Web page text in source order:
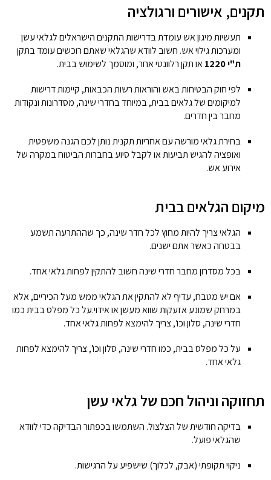
תקנים, אישורים ורגולציה
תעשיות מיגון אש עומדת בדרישות התקנים הישראלים לגלאי עשן
ומערכות גילוי אש. חשוב לוודא שהגלאי שאתם רוכשים עומד בתקן
ת"י 1220
או תקן רלוונטי אחר, ומוסמך לשימוש בבית.
לפי חוק הבטיחות באש והוראות רשות הכבאות, קיימות דרישות
למיקומים של גלאים בבית, במיוחד בחדרי שינה, מסדרונות ונקודות
מחבר בין חדרים.
בחירת גלאי מורשה עם אחריות תקנית נותן לכם הגנה משפטית
ואופציה להגיש תביעות או לקבל סיוע בחברות הביטוח במקרה של
אירוע אש.
מיקום הגלאים בבית
הגלאי צריך להיות מחוץ לכל חדר שינה, כך שההתרעה תשמע
בבטחה כאשר אתם ישנים.
בכל מסדרון מחבר חדרי שינה חשוב להתקין לפחות גלאי אחד.
אם יש מטבח, עדיף לא להתקין את הגלאי ממש מעל הכיריים, אלא
במרחק שמונע אזעקות שווא מעשן או אידוי.על כל מפלס בבית כמו
חדרי שינה, סלון וכו’, צריך להימצא לפחות גלאי אחד.
על כל מפלס בבית, כמו חדרי שינה, סלון וכו’, צריך להימצא לפחות
גלאי אחד.
תחזוקה וניהול חכם של גלאי עשן
בדיקה חודשית של הצלצול. השתמשו בכפתור הבדיקה כדי לוודא
שהגלאי פועל.
ניקוי תקופתי (אבק, לכלוך) שישפיע על הרגישות.